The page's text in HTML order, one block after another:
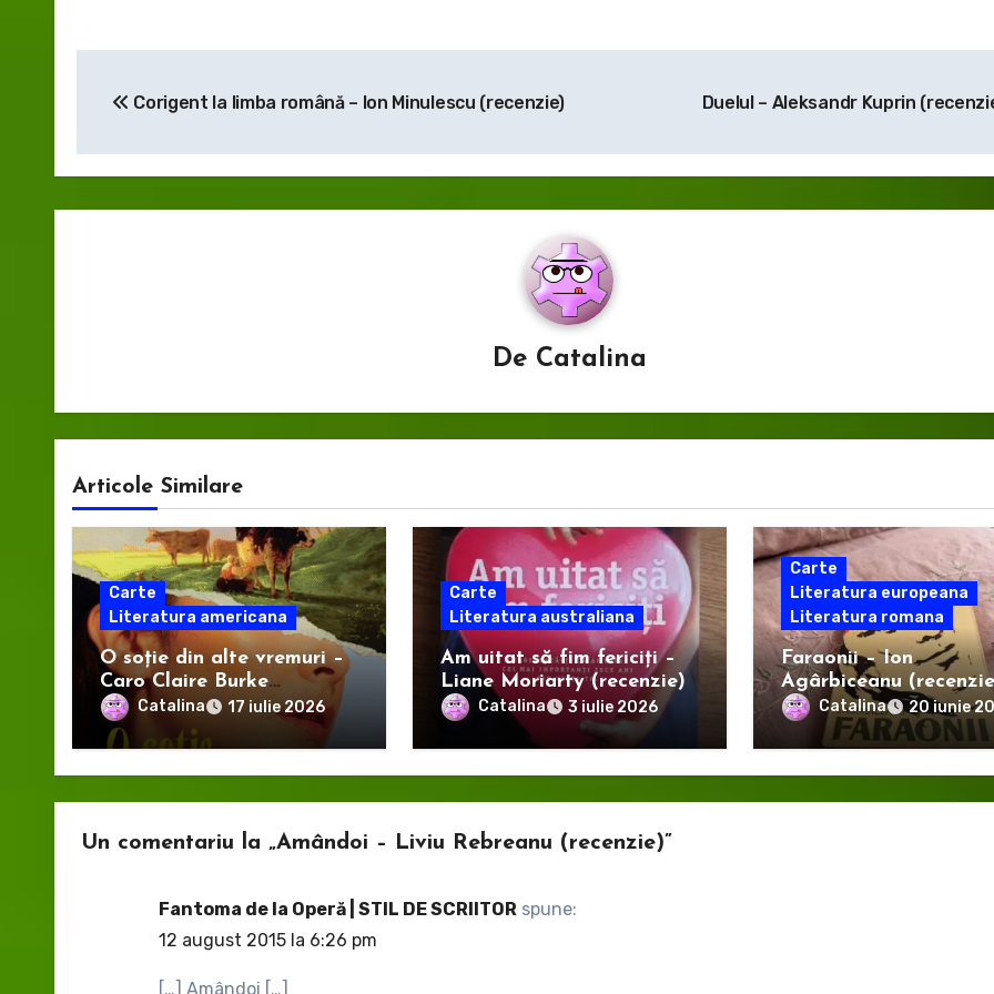
articole
Corigent la limba română – Ion Minulescu (recenzie) Duelul – Aleksandr Kuprin
De Catalina
Articole Similare
Carte
Literatura americana
O soție din alte vremuri –
Caro Claire Burke
(recenzie)
Catalina 17 iulie 2026
Carte
Literatura australiana
Am uitat să fim fericiți –
Liane Moriarty (recenzie)
Catalina 3 iulie 2026
Carte
Literatura europeana
Literatura romana
Faraonii – Ion
Agârbiceanu
Catalina 20 iunie
Un comentariu la „Amândoi – Liviu Rebreanu (recenzie)”
Fantoma de la Operă | STIL DE SCRIITOR spune:
12 august 2015 la 6:26 pm
[…] Amândoi […]